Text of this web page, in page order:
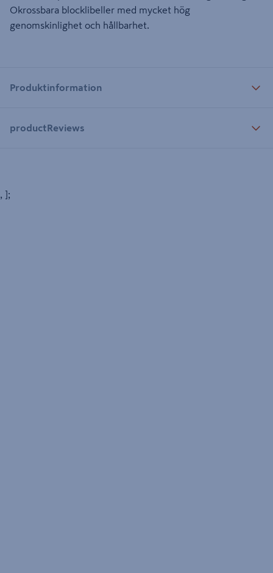
Okrossbara blocklibeller med mycket hög
genomskinlighet och hållbarhet.
Produktinformation
productReviews
, ];